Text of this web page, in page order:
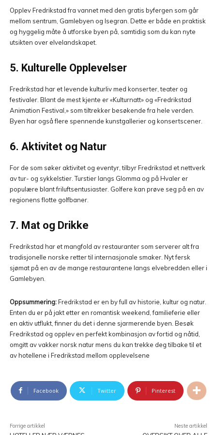
Opplev Fredrikstad fra vannet med den gratis byfergen som går
mellom sentrum, Gamlebyen og Isegran. Dette er både en praktisk
og hyggelig måte å utforske byen på, samtidig som du kan nyte
utsikten over elvelandskapet.
5. Kulturelle Opplevelser
Fredrikstad har et levende kulturliv med konserter, teater og
festivaler. Blant de mest kjente er «Kulturnatt» og «Fredrikstad
Animation Festival,» som tiltrekker besøkende fra hele verden.
Byen har også flere spennende kunstgallerier og konsertscener.
6. Aktivitet og Natur
For de som søker aktivitet og eventyr, tilbyr Fredrikstad et nettverk
av tur- og sykkelstier. Turstier langs Glomma og på Hvaler er
populære blant friluftsentusiaster. Golfere kan prøve seg på en av
regionens flotte golfbaner.
7. Mat og Drikke
Fredrikstad har et mangfold av restauranter som serverer alt fra
tradisjonelle norske retter til internasjonale smaker. Nyt fersk
sjømat på en av de mange restaurantene langs elvebredden eller i
Gamlebyen.
Oppsummering:Fredrikstad er en by full av historie, kultur og natur.
Enten du er på jakt etter en romantisk weekend, familieferie eller
en aktiv utflukt, finner du det i denne sjarmerende byen. Besøk
Fredrikstad og opplev en perfekt kombinasjon av fortid og nåtid,
omgitt av vakker norsk natur mens du kan trekke deg tilbake til et
av hotellene i Fredrikstad mellom opplevelsene
Facebook Twitter Pinterest
Forrige artikkel Neste artikkel